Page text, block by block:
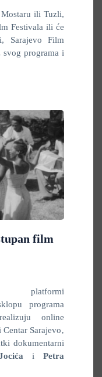
ili Tuzli,
Festivala ili će
Sarajevo Film
programa i
film
programa
online
Sarajevo‚
dokumentarni
i Petra